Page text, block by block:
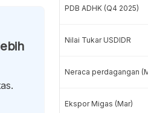
PDB ADHK (Q4 2025)
Nilai Tukar USDIDR
Neraca perdagangan
Ekspor Migas (Mar)